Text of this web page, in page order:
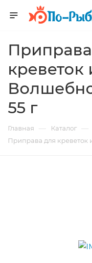
креветок
55 г
Главная — Каталог —
Приправа для креветок